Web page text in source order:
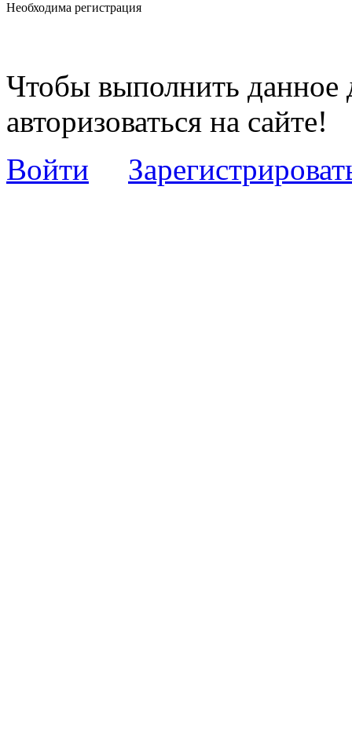
Необходима регистрация
Чтобы выполнить данное
авторизоваться на сайте!
Войти